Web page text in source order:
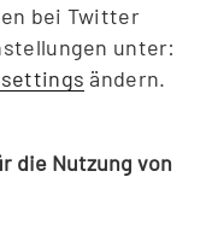
bei Twitter
unter:
ändern.
die Nutzung von